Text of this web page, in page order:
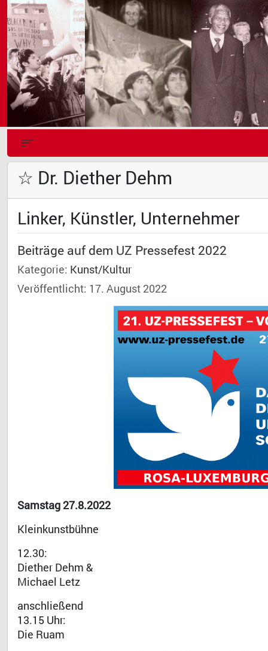
☆ Dr. Diether Dehm
Linker, Künstler, Unternehmer
Beiträge auf dem UZ Pressefest 2022
Kategorie: Kunst/Kultur
Veröffentlicht: 17. August 2022
Samstag 27.8.2022
Kleinkunstbühne
12.30:
Diether Dehm &
Michael Letz
anschließend
13.15 Uhr:
Die Ruam